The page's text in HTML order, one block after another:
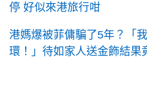
停 好似來港旅行咁
港媽爆被菲傭騙了5年？「
環！」待如家人送金飾結果